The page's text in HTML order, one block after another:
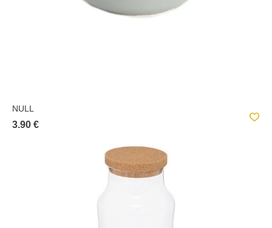
NULL
3.90 €